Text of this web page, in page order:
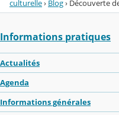
culturelle› Blog› Découverte
Informations pratiques
Actualités
Agenda
Informations générales